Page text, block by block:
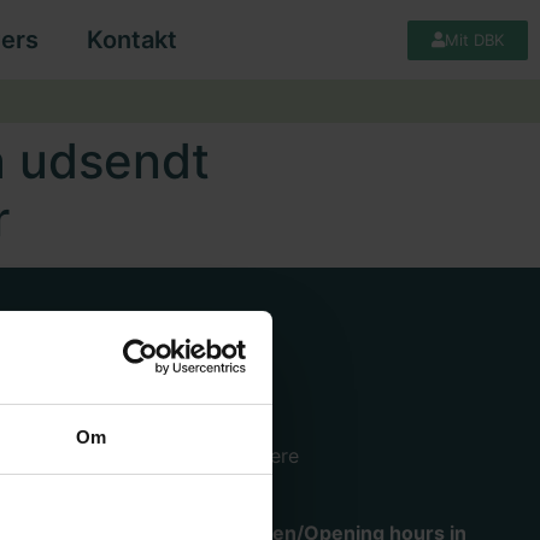
Om
Kontakt Mit DBK
udsendt
Hjælp
Køge lager og hovedkontor
Se mere
Åbningstider i varemodtagelsen/Opening hours in